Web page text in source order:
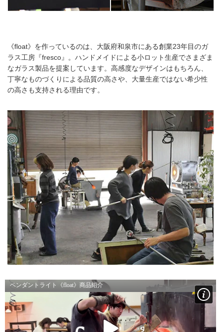
《float》を作っているのは、大阪府和泉市にある創業23年目のガ
ラス工房『fresco』。ハンドメイドによる小ロット生産でさまざま
なガラス製品を提案しています。高感度なデザインはもちろん、
丁寧なものづくりによる品質の高さや、大量生産ではない希少性
の高さも支持される理由です。